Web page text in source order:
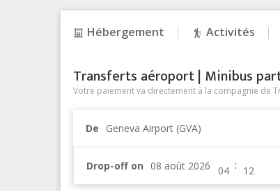
Hébergement Activités
Transferts aéroport | Minibus
Votre paiement va directement à la compagnie de
De Geneva Airport (GVA)
Drop-off on :